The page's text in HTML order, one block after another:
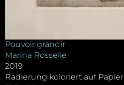
Pouvoir grandir
Marina Rosselle
2019
Radierung koloriert auf Papier